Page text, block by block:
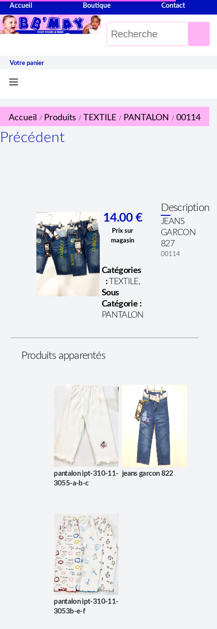
Accueil Boutique Contact
Votre panier
Accueil / Produits / TEXTILE / PANTALON / 00114
Précédent
14.00 €
Prix sur
magasin
Catégories
:TEXTILE,
Sous
Catégorie :
PANTALON
Description
JEANS
GARCON
827
00114
Produits apparentés
pantalon ipt-310-11-
3055-a-b-c
jeans garcon 822
pantalon ipt-310-11-
3053b-e-f